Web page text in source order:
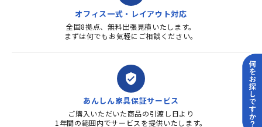
オフィス一式・レイアウト対応
全国8拠点、無料出張見積いたします。
まずは何でもお気軽にご相談ください。
verified_user
あんしん家具保証サービス
ご購入いただいた商品の引渡し日より
1年間の範囲内でサービスを提供いたします。